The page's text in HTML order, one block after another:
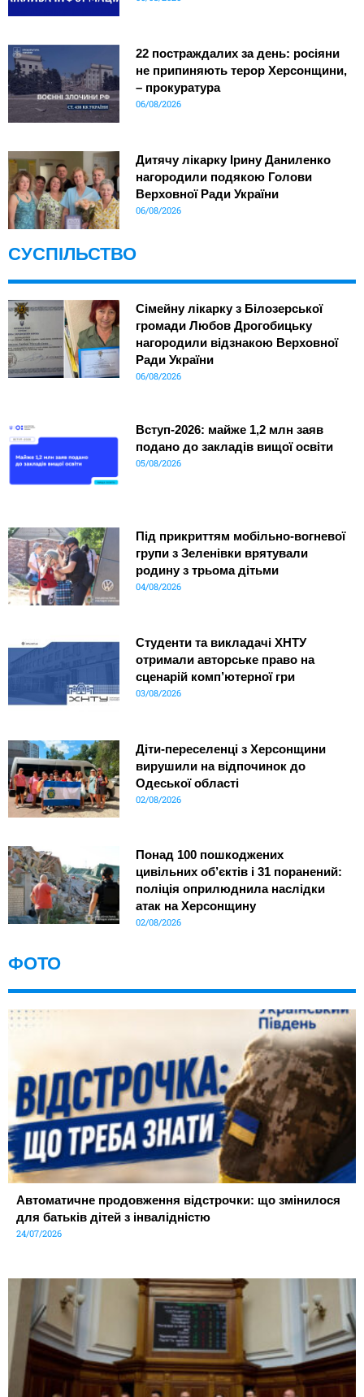
22 постраждалих за день: росіяни
не припиняють терор Херсонщини,
– прокуратура
06/08/2026
Дитячу лікарку Ірину Даниленко
нагородили подякою Голови
Верховної Ради України
06/08/2026
СУСПІЛЬСТВО
Сімейну лікарку з Білозерської
громади Любов Дрогобицьку
нагородили відзнакою Верховної
Ради України
06/08/2026
Вступ-2026: майже 1,2 млн заяв
подано до закладів вищої освіти
05/08/2026
Під прикриттям мобільно-вогневої
групи з Зеленівки врятували
родину з трьома дітьми
04/08/2026
Студенти та викладачі ХНТУ
отримали авторське право на
сценарій комп’ютерної гри
03/08/2026
Діти-переселенці з Херсонщини
вирушили на відпочинок до
Одеської області
02/08/2026
Понад 100 пошкоджених
цивільних об’єктів і 31 поранений:
поліція оприлюднила наслідки
атак на Херсонщину
02/08/2026
ФОТО
Автоматичне продовження відстрочки: що змінилося
для батьків дітей з інвалідністю
24/07/2026